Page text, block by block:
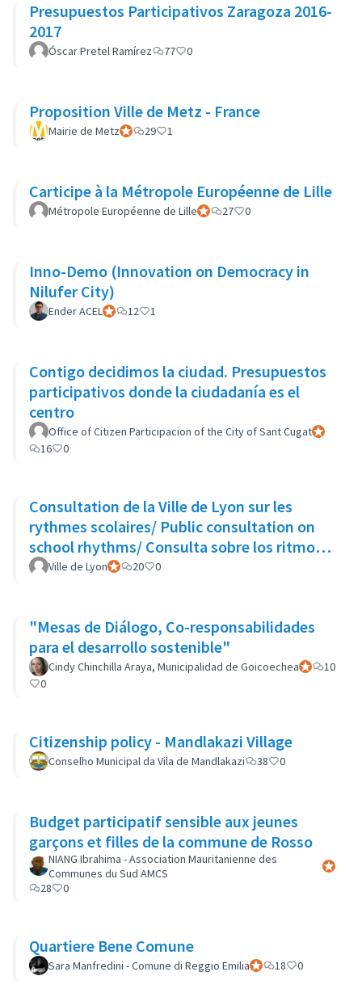
Presupuestos Participativos Zaragoza 2016-
2017
Óscar Pretel Ramírez 77 0
Proposition Ville de Metz - France
Mairie de MetzParticipant officiel
29 1
Carticipe à la Métropole Européenne de Lille
Métropole Européenne de LilleParticipant officiel
27 0
Inno-Demo (Innovation on Democracy in
Nilufer City)
Ender ACELParticipant officiel
12 1
Contigo decidimos la ciudad. Presupuestos
participativos donde la ciudadanía es el
centro
Office of Citizen Participacion of the City of Sant Cugat
16
0
Consultation de la Ville de Lyon sur les
rythmes scolaires/ Public consultation on
school rhythms/ Consulta sobre los ritmos
escolares
Ville de LyonParticipant officiel
20 0
"Mesas de Diálogo, Co-responsabilidades
para el desarrollo sostenible"
Cindy Chinchilla Araya, Municipalidad de GoicoecheaParticipant
10
0
Citizenship policy - Mandlakazi Village
Conselho Municipal da Vila de Mandlakazi 38 0
Budget participatif sensible aux jeunes
garçons et filles de la commune de Rosso
NIANG Ibrahima - Association Mauritanienne des
Communes du Sud AMCS
28
0
Quartiere Bene Comune
Sara Manfredini - Comune di Reggio EmiliaParticipant officiel
18 0